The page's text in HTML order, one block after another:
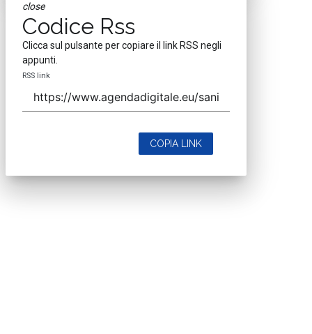
close
Codice Rss
Clicca sul pulsante per copiare il link RSS negli
appunti.
RSS link
COPIA LINK